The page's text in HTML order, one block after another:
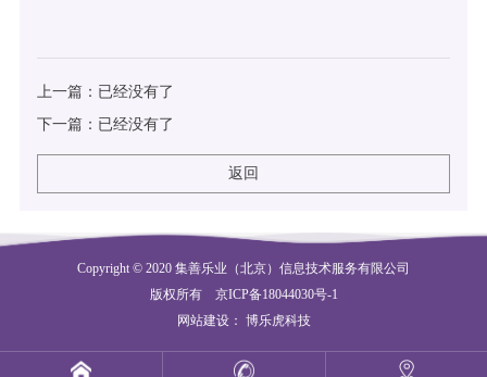
上一篇：已经没有了
下一篇：已经没有了
返回
Copyright © 2020 集善乐业（北京）信息技术服务有限公司
版权所有 京ICP备18044030号-1
网站建设： 博乐虎科技